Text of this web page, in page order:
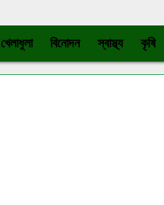
খেলাধুলা বিনোদন স্বাস্থ্য কৃষি